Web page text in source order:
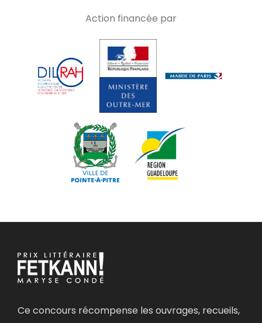
Action financée par
Ce concours récompense les ouvrages, recueils,